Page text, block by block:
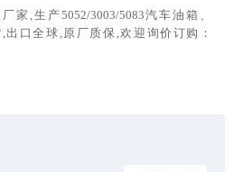
,生产5052/3003/5083汽车油箱、
出口全球,原厂质保,欢迎询价订购：